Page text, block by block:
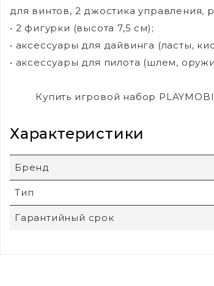
для винтов, 2 джостика управления,
• 2 фигурки (высота 7,5 см);
• аксессуары для дайвинга (ласты,
• аксессуары для пилота (шлем,
Купить игровой набор
Характеристики
Бренд
Тип
Гарантийный срок